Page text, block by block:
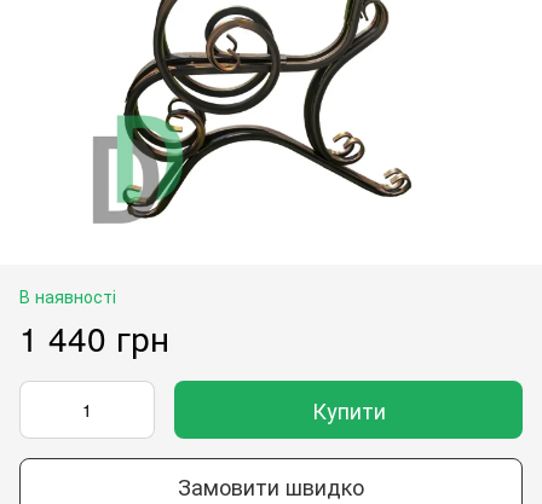
В наявності
1 440 грн
Купити
Замовити швидко